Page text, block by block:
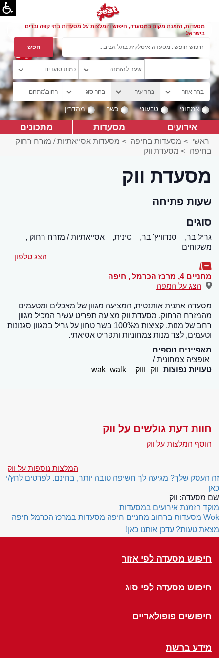
מסעדות, הזמנת מקום במסעדה, חיפוש והמלצות על מסעדות בתי קפה וברים
בישראל
צמחוני טבעוני כשר מהדרין
אירועים מסעדות מתכונים
ראשי > מסעדות בחיפה > מסעדות אסייאתיות / מזרח רחוק
בחיפה > מסעדת ווק
מסעדת ווק
שעות פתיחה
סוגים
גריל בר, סנדוויץ' בר, סינית,
אסייאתיות / מזרח רחוק ,
משלוחים
הצג טלפון
מחניים 4, מרכז הכרמל , חיפה
הצג על המפה
מסעדה אתנית אותנטית, המציעה מגוון של מאכלים ומטעמים
מהמזרח הרחוק. מסעדת ווק מציעה תפריט עשיר המכיל מגוון
רחב של מנות, קציצות מ100% בשר טחון על גריל במגוון סגנונות
וטעמים, לצד מנות צמחוניות ותפריט אסיאתי.
מאפיינים נוספים
אופציה צמחונית
טעויות נפוצות ווק וווק walk
חוות דעת גולשים על ווק
הוסף המלצות על ווק
המלצות נוספות על ווק
זה העסק שלך? מגיעה לך חשיפה טובה יותר, בחינם. לפרטים לחץ/י
כאן
שם מסעדה: ווק
מוקד הזמנת אירועים במסעדות
Wok מסעדות ברחוב מחניים חיפה מסעדות במרכז הכרמל חיפה
מצאת טעות? עדכן אותנו כאן!
חיפוש מסעדה לפי אזור
חיפוש מסעדה לפי סוג
חיפושים פופולאריים
מידע ברשת